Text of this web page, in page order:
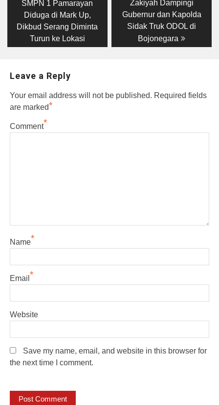
navigation
post:
SMPN 1 Pamarayan
Diduga di Mark Up,
Dikbud Serang Diminta
Turun ke Lokasi
post:
Zakiyah Dampingi
Gubernur dan Kapolda
Sidak Truk ODOL di
Bojonegara
Leave a Reply
Your email address will not be published. Required fields
are marked*
Comment*
Name*
Email *
Website
Save my name, email, and website in this browser for
the next time I comment.